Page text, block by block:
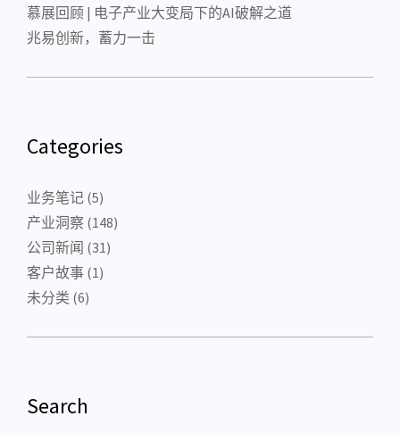
慕展回顾 | 电子产业大变局下的AI破解之道
兆易创新，蓄力一击
Categories
业务笔记 (5)
产业洞察 (148)
公司新闻 (31)
客户故事 (1)
未分类 (6)
Search